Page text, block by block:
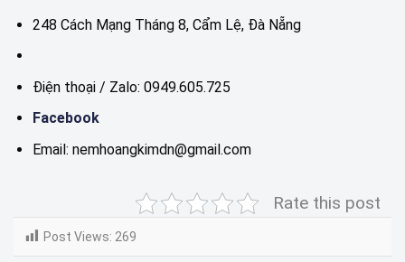
248 Cách Mạng Tháng 8, Cẩm Lệ, Đà Nẵng
Điện thoại / Zalo: 0949.605.725
Facebook
Email: nemhoangkimdn@gmail.com
Rate this post
Post Views: 269